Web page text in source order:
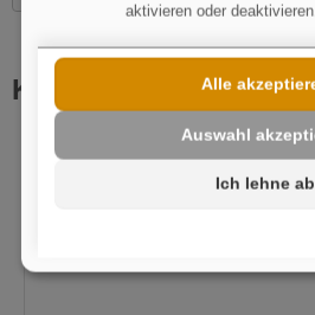
Kommentar schreiben
Name
aktivieren oder
Ich lehne ab
Auswahl
Alle